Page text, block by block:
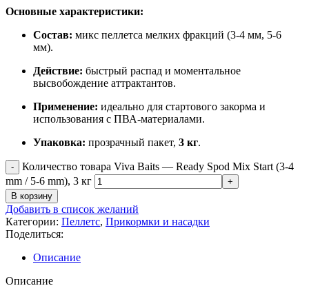
Основные характеристики:
Состав: микс пеллетса мелких фракций (3-4 мм, 5-6
мм).
Действие: быстрый распад и моментальное
высвобождение аттрактантов.
Применение: идеально для стартового закорма и
использования с ПВА-материалами.
Упаковка: прозрачный пакет, 3 кг.
Количество товара Viva Baits — Ready Spod Mix Start (3-4
mm / 5-6 mm), 3 кг
В корзину
Добавить в список желаний
Категории: Пеллетс, Прикормки и насадки
Поделиться:
Описание
Описание